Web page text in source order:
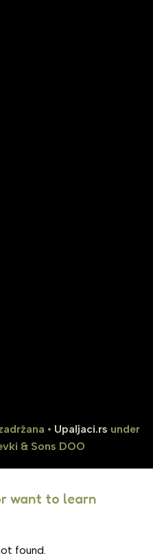
• Upaljaci.rs under
& Sons DOO
want to learn
found.